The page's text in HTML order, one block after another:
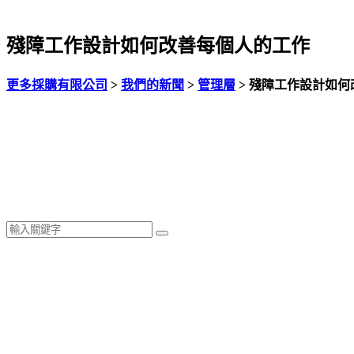
殘障工作設計如何改善每個人的工作
更多採購有限公司 > 我們的新聞 > 管理層 > 殘障工作設計如